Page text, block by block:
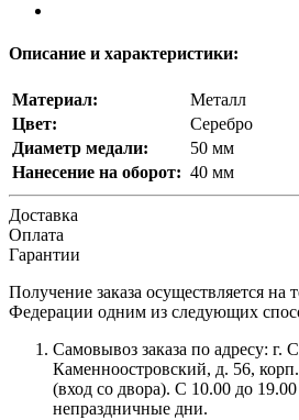
Описание и характеристики:
Материал:
Металл
Цвет:
Серебро
Диаметр медали:
50 мм
Нанесение на оборот: 40 мм
Доставка
Оплата
Гарантии
Получение заказа осуществляется на
Федерации одним из следующих
Самовывоз заказа по адресу: г.
Каменноостровский, д. 56,
(вход со двора). С 10.00 до
непраздничные дни.